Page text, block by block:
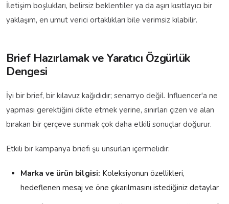
İletişim boşlukları, belirsiz beklentiler ya da aşırı kısıtlayıcı bir
yaklaşım, en umut verici ortaklıkları bile verimsiz kılabilir.
Brief Hazırlamak ve Yaratıcı Özgürlük
Dengesi
İyi bir brief, bir kılavuz kağıdıdır; senarryo değil. Influencer'a ne
yapması gerektiğini dikte etmek yerine, sınırları çizen ve alan
bırakan bir çerçeve sunmak çok daha etkili sonuçlar doğurur.
Etkili bir kampanya briefi şu unsurları içermelidir:
Marka ve ürün bilgisi: Koleksiyonun özellikleri,
hedeflenen mesaj ve öne çıkarılmasını istediğiniz detaylar